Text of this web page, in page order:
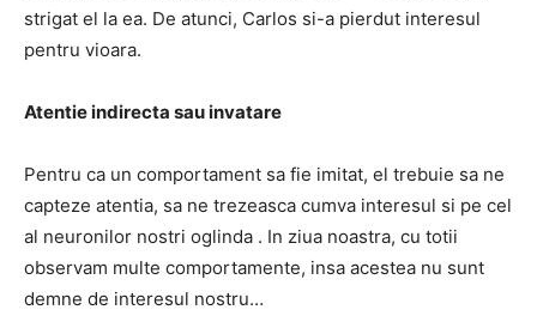
strigat el la ea. De atunci, Carlos si-a pierdut interesul
pentru vioara.
Atentie indirecta sau invatare
Pentru ca un comportament sa fie imitat, el trebuie sa ne
capteze atentia, sa ne trezeasca cumva interesul si pe cel
al neuronilor nostri oglinda . In ziua noastra, cu totii
observam multe comportamente, insa acestea nu sunt
demne de interesul nostru…